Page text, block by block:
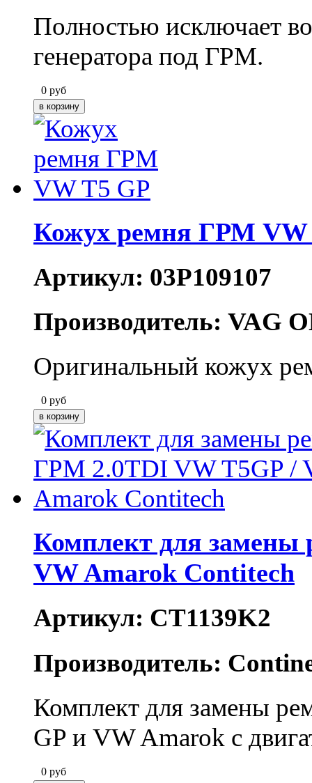
Полностью исключает
генератора под ГРМ.
0 руб
Кожух ремня ГРМ VW
Артикул: 03P109107
Производитель: VAG
Оригинальный кожух
0 руб
Комплект для
VW Amarok Contitech
Артикул: CT1139K2
Производитель:
Комплект для замены
GP и VW Amarok с
0 руб